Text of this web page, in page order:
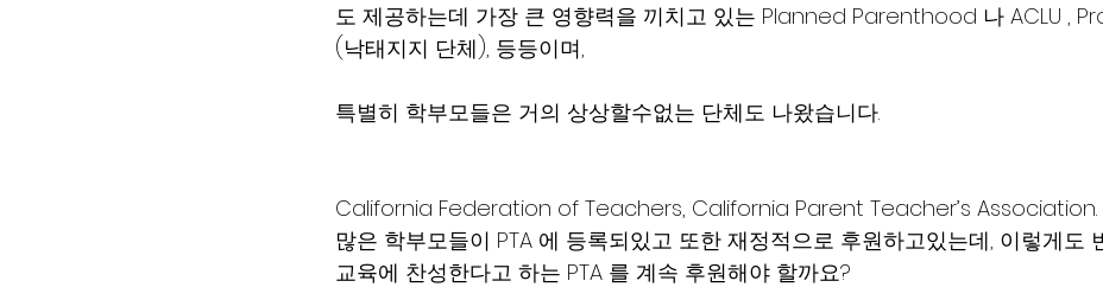
도 제공하는데 가장 큰 영향력을 끼치고 있는 Planned Parenthood 나 ACLU ,
(낙태지지 단체), 등등이며,
특별히 학부모들은 거의 상상할수없는 단체도 나왔습니다.
California Federation of Teachers, California Parent Teacher’s Association.
많은 학부모들이 PTA 에 등록되있고 또한 재정적으로 후원하고있는데, 이렇게도
교육에 찬성한다고 하는 PTA 를 계속 후원해야 할까요?